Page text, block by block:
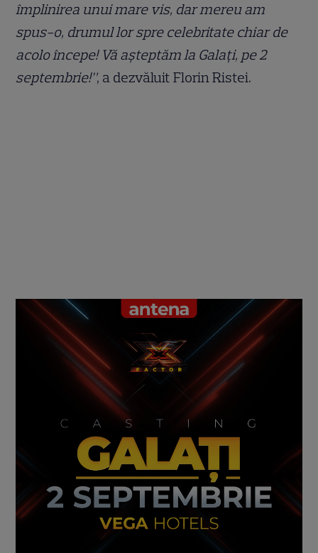
împlinirea unui mare vis, dar mereu am
spus-o, drumul lor spre celebritate chiar de
acolo începe! Vă aşteptăm la Galaţi, pe 2
septembrie!”, a dezvăluit Florin Ristei.